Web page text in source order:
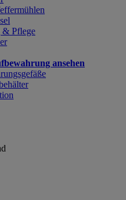
& Pflege
ansehen